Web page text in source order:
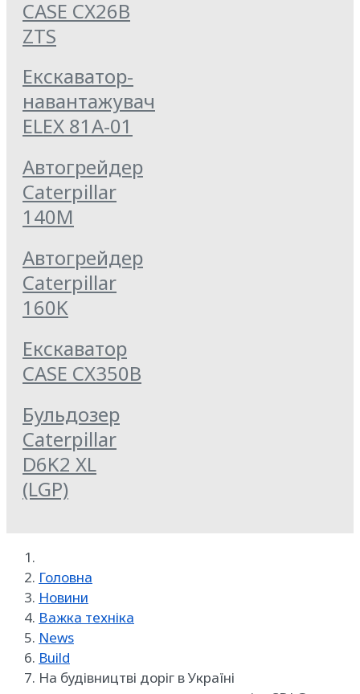
CASE CX26B
ZTS
Екскаватор-
навантажувач
ELEX 81А-01
Автогрейдер
Caterpillar
140M
Автогрейдер
Caterpillar
160K
Екскаватор
CASE CX350B
Бульдозер
Caterpillar
D6K2 XL
(LGP)
Головна
Новини
Важка техніка
News
Build
На будівництві доріг в Україні